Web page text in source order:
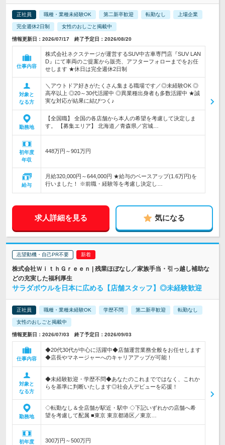
正社員 職種・業種未経験OK 第二新卒歓迎 転勤なし 上場企業
完全週休2日制 女性のおしごと掲載中
情報更新日：2026/07/17 終了予定日：2026/08/20
仕事内容
株式会社ネクステージが運営するSUV中古車専門店『SUV LAN
D』にて車両のご提案から販売、アフターフォローまでをお任
せします ★休日は完全週休2日制
対象と
なる方
＼アウトドア好きがたくさん集まる職場です／◎未経験OK ◎
高卒以上 ◎20～30代活躍中 ◎異業種出身者も多数活躍中 ★誠
実な対応が結果に結びつく♪
勤務地
【全国職】 全国の各店舗から本人の希望を考慮して決定しま
す。 【募集エリア】 北海道／青森県／宮城…
初年度
年収
448万円～901万円
給与
月給320,000円～644,000円 ★給与のベースアップ(1.6万円)を
行いました！ ※前職・経験等を考慮し決定し…
求人詳細を見る 気になる
志望動機・自己PR不要
株式会社ＷｉｔｈＧｒｅｅｎ | 残業ほぼなし／家族手当・引っ越し補助な
どの充実した福利厚生
サラダボウルを日本に広める【店舗スタッフ】◎未経験歓迎
正社員 職種・業種未経験OK 学歴不問 第二新卒歓迎 転勤なし
女性のおしごと掲載中
情報更新日：2026/07/03 終了予定日：2026/09/03
仕事内容
◆20代30代が中心に活躍中◆店舗運営業務全般をお任せします
◆店長やマネージャーへのキャリアアップが可能！
対象と
なる方
◆未経験歓迎・学歴不問◆あなたのこれまでではなく、これか
らを基準に判断いたします◎社会人デビューを応援！
勤務地
◇転勤なし＆全店舗が駅近・駅中 ◇下記いずれかの店舗へ希
望を考慮して配属 ■東京 東京都港区／東京…
初年度
300万円～500万円